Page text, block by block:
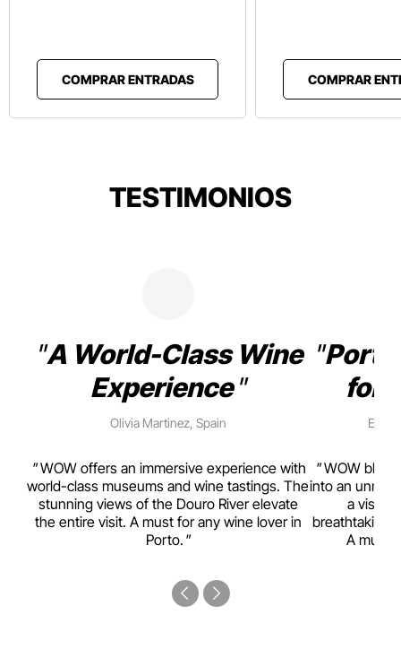
COMPRAR ENTRADAS COMPRAR
TESTIMONIOS
A World-Class Wine
Experience
Olivia Martinez, Spain
WOW offers an immersive experience with
world-class museums and wine tastings. The
stunning views of the Douro River elevate
the entire visit. A must for any wine lover in
Porto.
for
WOW
into an
a visual
breathtaking
A must-